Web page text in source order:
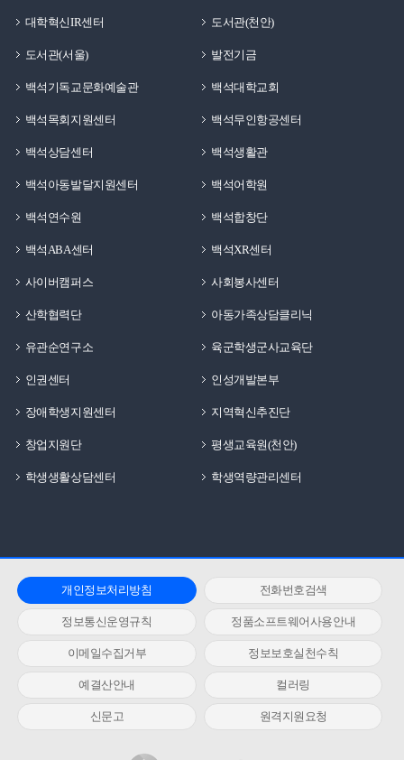
대학혁신IR센터 도서관(천안)
도서관(서울) 발전기금
백석기독교문화예술관 백석대학교회
백석목회지원센터 백석무인항공센터
백석상담센터 백석생활관
백석아동발달지원센터 백석어학원
백석연수원 백석합창단
백석ABA센터 백석XR센터
사이버캠퍼스 사회봉사센터
산학협력단 아동가족상담클리닉
유관순연구소 육군학생군사교육단
인권센터 인성개발본부
장애학생지원센터 지역혁신추진단
창업지원단 평생교육원(천안)
학생생활상담센터 학생역량관리센터
개인정보처리방침 전화번호검색
정보통신운영규칙 정품소프트웨어사용안내
이메일수집거부 정보보호실천수칙
예결산안내 컬러링
신문고 원격지원요청